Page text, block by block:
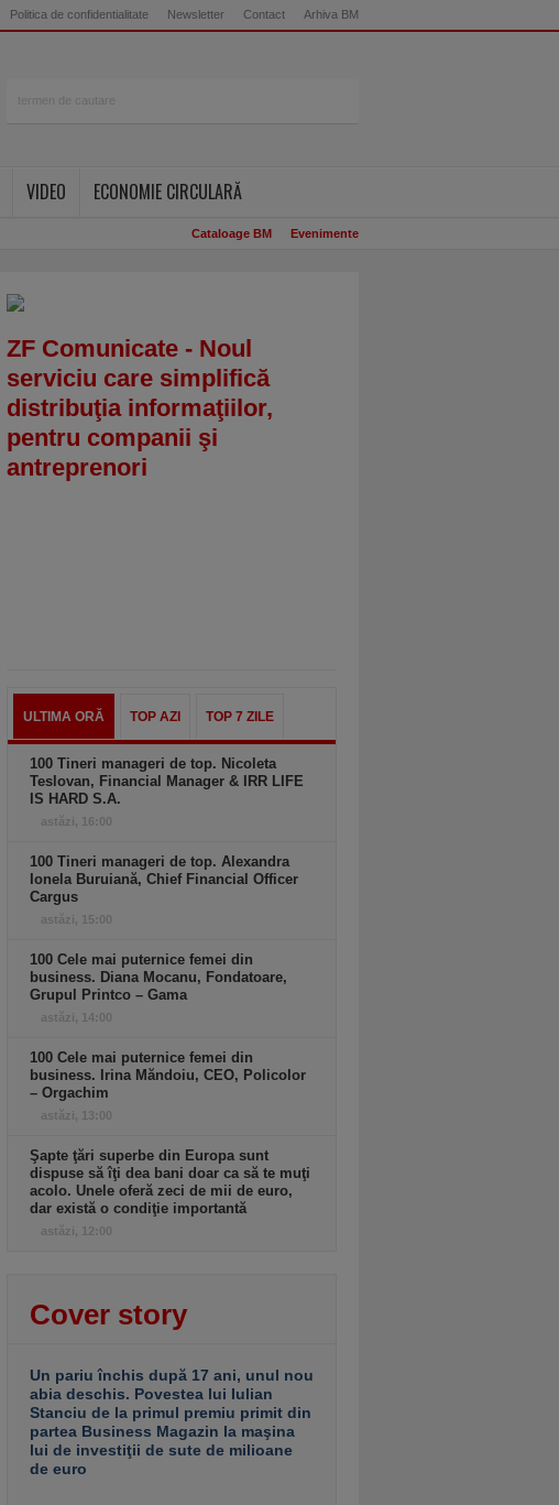
Politica de confidentialitate Newsletter Contact Arhiva BM
VIDEO
ECONOMIE CIRCULARĂ
Cataloage BM Evenimente
ZF Comunicate - Noul
serviciu care simplifică
distribuţia informaţiilor,
pentru companii şi
antreprenori
ULTIMA ORĂ TOP AZI TOP 7 ZILE
100 Tineri manageri de top. Nicoleta
Teslovan, Financial Manager & IRR LIFE
IS HARD S.A.
astăzi, 16:00
100 Tineri manageri de top. Alexandra
Ionela Buruiană, Chief Financial Officer
Cargus
astăzi, 15:00
100 Cele mai puternice femei din
business. Diana Mocanu, Fondatoare,
Grupul Printco – Gama
astăzi, 14:00
100 Cele mai puternice femei din
business. Irina Măndoiu, CEO, Policolor
– Orgachim
astăzi, 13:00
Şapte ţări superbe din Europa sunt
dispuse să îţi dea bani doar ca să te muţi
acolo. Unele oferă zeci de mii de euro,
dar există o condiţie importantă
astăzi, 12:00
Cover story
Un pariu închis după 17 ani, unul nou
abia deschis. Povestea lui Iulian
Stanciu de la primul premiu primit din
partea Business Magazin la maşina
lui de investiţii de sute de milioane
de euro